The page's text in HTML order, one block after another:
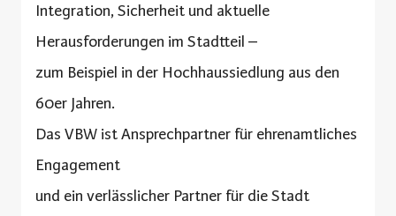
Integration, Sicherheit und aktuelle
Herausforderungen im Stadtteil –
zum Beispiel in der Hochhaussiedlung aus den
60er Jahren.
Das VBW ist Ansprechpartner für ehrenamtliches
Engagement
und ein verlässlicher Partner für die Stadt